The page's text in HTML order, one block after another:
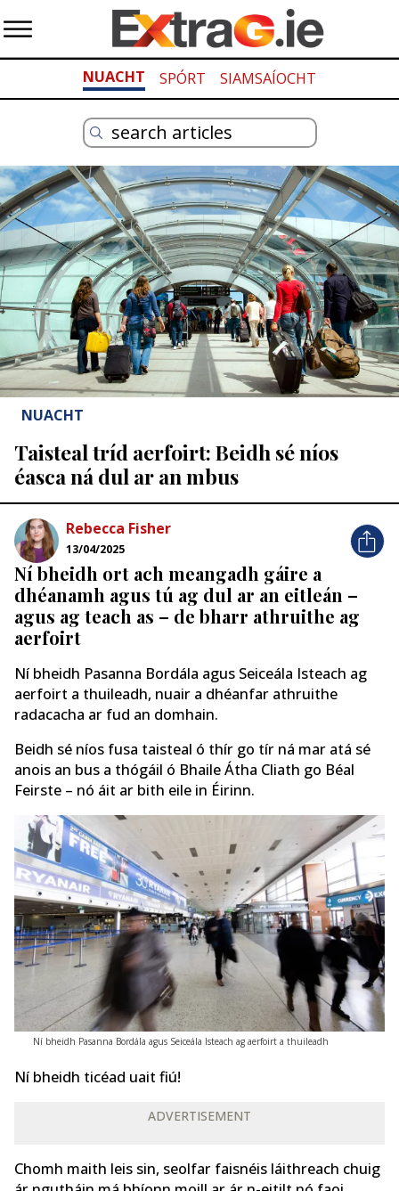
NUACHT SPÓRT SIAMSAÍOCHT
NUACHT
Taisteal tríd aerfoirt: Beidh sé níos
éasca ná dul ar an mbus
Rebecca Fisher
13/04/2025
Ní bheidh ort ach meangadh gáire a
dhéanamh agus tú ag dul ar an eitleán –
agus ag teach as – de bharr athruithe ag
aerfoirt
Ní bheidh Pasanna Bordála agus Seiceála Isteach ag
aerfoirt a thuileadh, nuair a dhéanfar athruithe
radacacha ar fud an domhain.
Beidh sé níos fusa taisteal ó thír go tír ná mar atá sé
anois an bus a thógáil ó Bhaile Átha Cliath go Béal
Feirste – nó áit ar bith eile in Éirinn.
Ní bheidh Pasanna Bordála agus Seiceála Isteach ag aerfoirt a thuileadh
Ní bheidh ticéad uait fiú!
ADVERTISEMENT
Chomh maith leis sin, seolfar faisnéis láithreach chuig